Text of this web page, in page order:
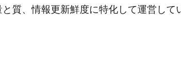
質、情報更新鮮度に特化して運営して